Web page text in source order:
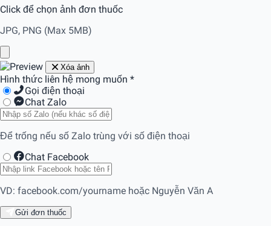
Click để chọn ảnh đơn thuốc
JPG, PNG (Max 5MB)
Xóa ảnh
Hình thức liên hệ mong muốn *
Gọi điện thoại
Chat Zalo
Để trống nếu số Zalo trùng với số điện thoại
Chat Facebook
VD: facebook.com/yourname hoặc Nguyễn Văn A
Gửi đơn thuốc